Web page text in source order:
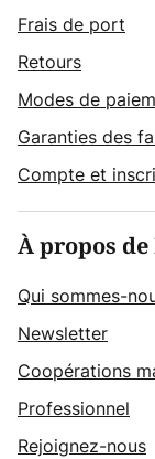
Frais de port
Retours
Modes de
Garanties des
Compte et
À propos
Qui sommes-
Newsletter
Coopérations
Professionnel
Rejoignez-nous